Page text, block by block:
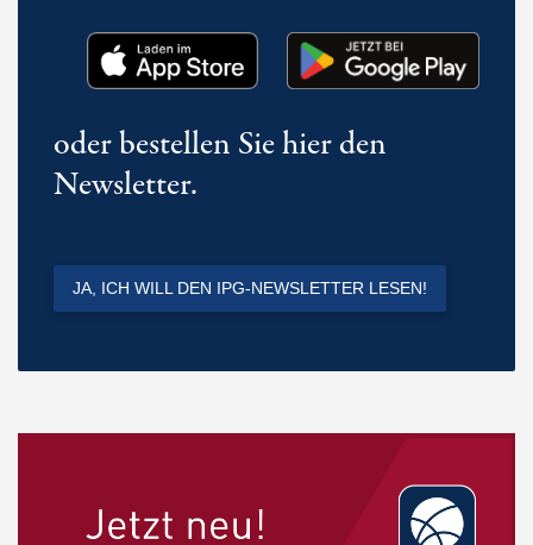
oder bestellen Sie hier den
Newsletter.
JA, ICH WILL DEN IPG-NEWSLETTER LESEN!